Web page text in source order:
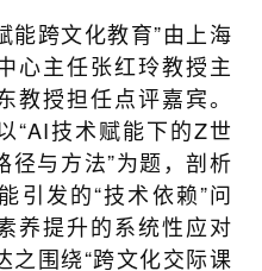
能跨文化教育”由上海
心主任张红玲教授主
教授担任点评嘉宾。
“AI技术赋能下的Z世
与方法”为题，剖析
引发的“技术依赖”问
养提升的系统性应对
之围绕“跨文化交际课